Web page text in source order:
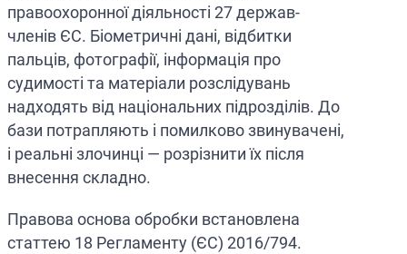
правоохоронної діяльності 27 держав-
членів ЄС. Біометричні дані, відбитки
пальців, фотографії, інформація про
судимості та матеріали розслідувань
надходять від національних підрозділів. До
бази потрапляють і помилково звинувачені,
і реальні злочинці — розрізнити їх після
внесення складно.
Правова основа обробки встановлена
статтею 18 Регламенту (ЄС) 2016/794.